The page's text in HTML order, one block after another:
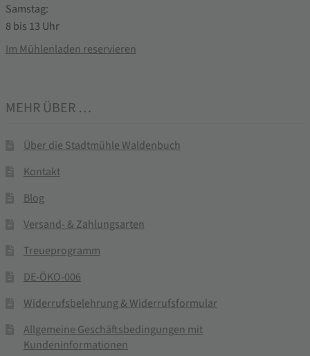
Samstag:
8 bis 13 Uhr
Im Mühlenladen reservieren
MEHR ÜBER …
Über die Stadtmühle Waldenbuch
Kontakt
Blog
Versand- & Zahlungsarten
Treueprogramm
DE-ÖKO-006
Widerrufsbelehrung & Widerrufsformular
Allgemeine Geschäftsbedingungen mit
Kundeninformationen